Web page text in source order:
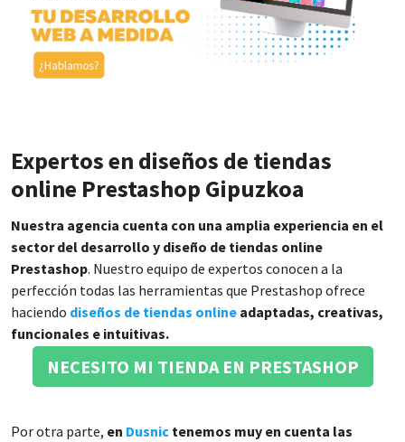
Expertos en diseños de tiendas
online Prestashop Gipuzkoa
Nuestra agencia cuenta con una amplia experiencia en el
sector del desarrollo y diseño de tiendas online
Prestashop. Nuestro equipo de expertos conocen a la
perfección todas las herramientas que Prestashop ofrece
haciendo diseños de tiendas online adaptadas, creativas,
funcionales e intuitivas.
NECESITO MI TIENDA EN PRESTASHOP
Por otra parte, en Dusnic tenemos muy en cuenta las